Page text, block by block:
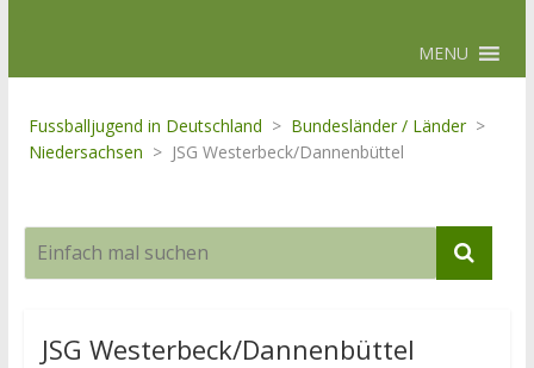
MENU
Fussballjugend in Deutschland > Bundesländer / Länder >
Niedersachsen > JSG Westerbeck/Dannenbüttel
JSG Westerbeck/Dannenbüttel